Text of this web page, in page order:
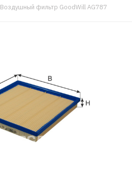
Воздушный фильтр GoodWill AG787